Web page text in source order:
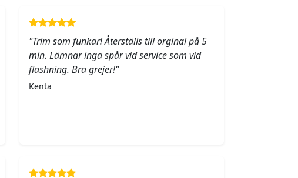
"Trim som funkar! Återställs till orginal på 5
min. Lämnar inga spår vid service som vid
flashning. Bra grejer!"
Kenta